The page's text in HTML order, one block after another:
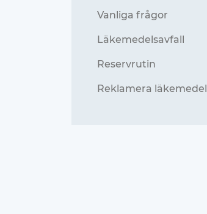
Vanliga frågor
Läkemedelsavfall
Reservrutin
Reklamera läkemedel